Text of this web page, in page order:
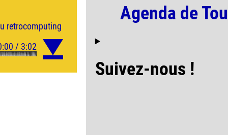
retrocomputing
Agenda de
Suivez-nous !